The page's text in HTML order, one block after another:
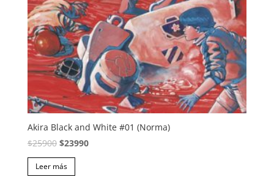
Akira Black and White #01 (Norma)
$25900 El
precio
original
$23990El
Leer más